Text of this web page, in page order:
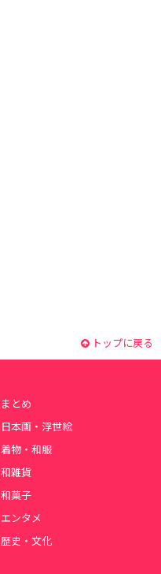
トップに戻る
まとめ
日本画・浮世絵
着物・和服
和雑貨
和菓子
エンタメ
歴史・文化